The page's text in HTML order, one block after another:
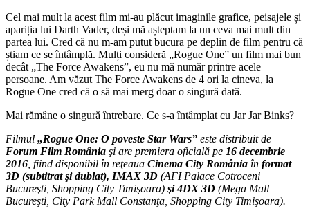
Cel mai mult la acest film mi-au plăcut imaginile grafice, peisajele și
apariția lui Darth Vader, deși mă așteptam la un ceva mai mult din
partea lui. Cred că nu m-am putut bucura pe deplin de film pentru că
știam ce se întâmplă. Mulți consideră „Rogue One” un film mai bun
decât „The Force Awakens”, eu nu mă număr printre acele
persoane. Am văzut The Force Awakens de 4 ori la cineva, la
Rogue One cred că o să mai merg doar o singură dată.
Mai rămâne o singură întrebare. Ce s-a întâmplat cu Jar Jar Binks?
Filmul „Rogue One: O poveste Star Wars” este distribuit de
Forum Film România şi are premiera oficială pe 16 decembrie
2016 , fiind disponibil în reţeaua Cinema City România în format
3D (subtitrat şi dublat), IMAX 3D (AFI Palace Cotroceni
Bucureşti, Shopping City Timişoara) şi 4DX 3D (Mega Mall
Bucureşti, City Park Mall Constanţa, Shopping City Timişoara).